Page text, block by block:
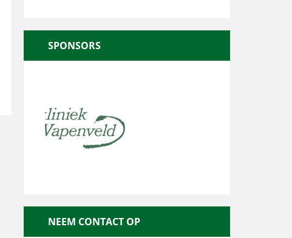
SPONSORS
NEEM CONTACT OP